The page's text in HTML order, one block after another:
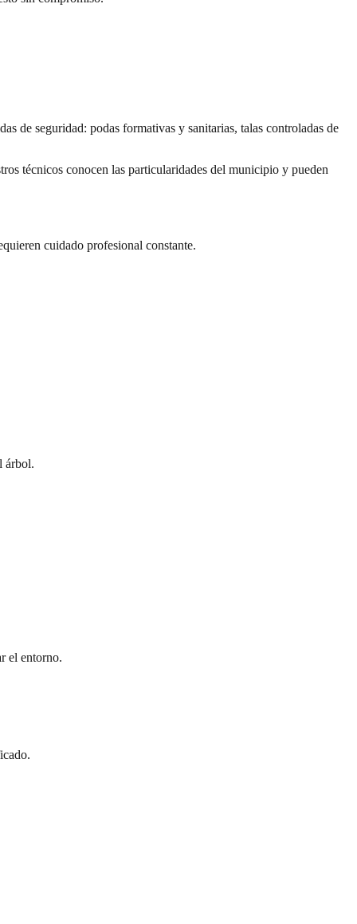
de seguridad: podas formativas y sanitarias, talas controladas de
técnicos conocen las particularidades del municipio y pueden
cuidado profesional constante.
árbol.
el entorno.